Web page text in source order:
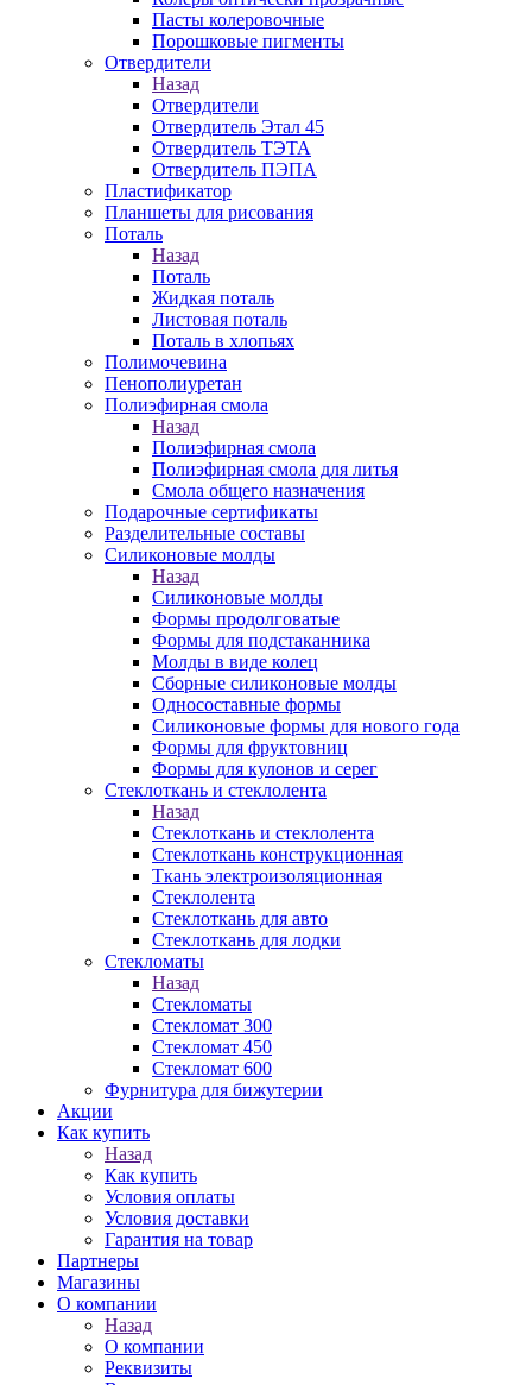
Пасты колеровочные
Порошковые пигменты
Отвердители
Назад
Отвердители
Отвердитель Этал 45
Отвердитель ТЭТА
Отвердитель ПЭПА
Пластификатор
Планшеты для рисования
Поталь
Назад
Поталь
Жидкая поталь
Листовая поталь
Поталь в хлопьях
Полимочевина
Пенополиуретан
Полиэфирная смола
Назад
Полиэфирная смола
Полиэфирная смола для литья
Смола общего назначения
Подарочные сертификаты
Разделительные составы
Силиконовые молды
Назад
Силиконовые молды
Формы продолговатые
Формы для подстаканника
Молды в виде колец
Сборные силиконовые молды
Односоставные формы
Силиконовые формы для нового года
Формы для фруктовниц
Формы для кулонов и серег
Стеклоткань и стеклолента
Назад
Стеклоткань и стеклолента
Стеклоткань конструкционная
Ткань электроизоляционная
Стеклолента
Стеклоткань для авто
Стеклоткань для лодки
Стекломаты
Назад
Стекломаты
Стекломат 300
Стекломат 450
Стекломат 600
Фурнитура для бижутерии
Акции
Как купить
Назад
Как купить
Условия оплаты
Условия доставки
Гарантия на товар
Партнеры
Магазины
О компании
Назад
О компании
Реквизиты